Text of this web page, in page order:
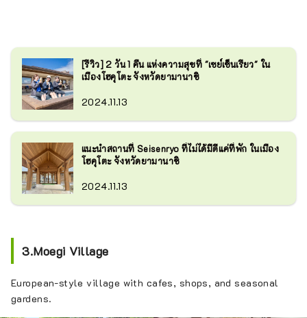
[รีวิว] 2 วัน 1 คืน แห่งความสุขที่ "เซย์เซ็นเรียว" ใน
เมืองโฮคุโตะ จังหวัดยามานาชิ
2024.11.13
แนะนำสถานที่ Seisenryo ที่ไม่ได้มีดีแค่ที่พัก ในเมือง
โฮคุโตะ จังหวัดยามานาชิ
2024.11.13
3.Moegi Village
European-style village with cafes, shops, and seasonal
gardens.